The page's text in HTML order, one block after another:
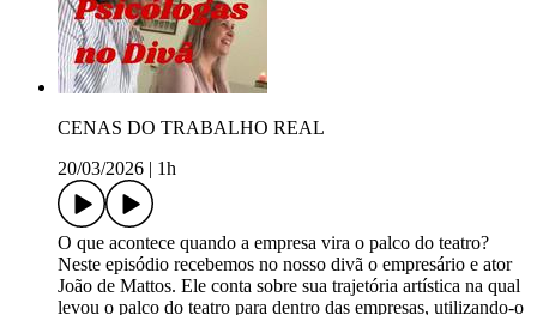
CENAS DO TRABALHO REAL
20/03/2026
1h
O que acontece quando a empresa vira o palco do teatro?
Neste episódio recebemos no nosso divã o empresário e ator
João de Mattos. Ele conta sobre sua trajetória artística na qual
levou o palco do teatro para dentro das empresas, utilizando-o